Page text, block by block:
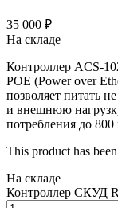
35 000 ₽
На складе
Контроллер ACS-
POE (Power over
позволяет питать
и внешнюю
потребления до
This product has
На складе
Контроллер СКУД